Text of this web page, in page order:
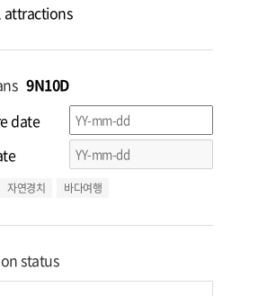
attractions
9N10D
date
자연경치 바다여행
status